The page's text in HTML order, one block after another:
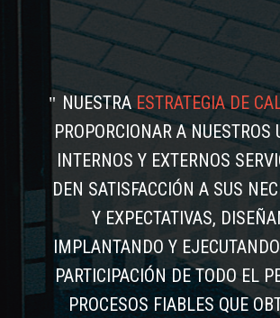
NUESTRAESTRATEGIA DE
PROPORCIONAR A NUESTROS
INTERNOS Y EXTERNOS
DEN SATISFACCIÓN A SUS
Y EXPECTATIVAS,
IMPLANTANDO Y
PARTICIPACIÓN DE TODO EL
PROCESOS FIABLES QUE